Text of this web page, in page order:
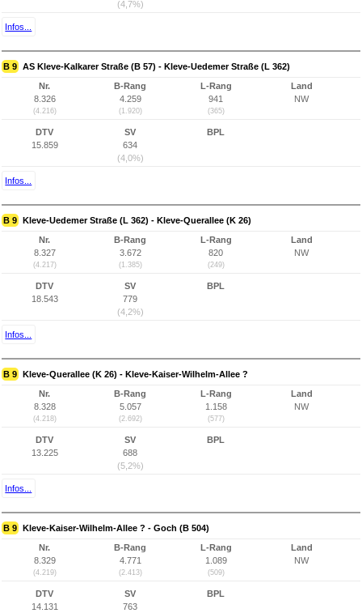
(4,7%)
Infos...
B 9 AS Kleve-Kalkarer Straße (B 57) - Kleve-Uedemer Straße (L 362)
Nr.
8.326
(4.216)
B-Rang
4.259
(1.920)
L-Rang
941
(365)
Land
NW
DTV
15.859
SV
634
(4,0%)
BPL
Infos...
B 9 Kleve-Uedemer Straße (L 362) - Kleve-Querallee (K 26)
Nr.
8.327
(4.217)
B-Rang
3.672
(1.385)
L-Rang
820
(249)
Land
NW
DTV
18.543
SV
779
(4,2%)
BPL
Infos...
B 9 Kleve-Querallee (K 26) - Kleve-Kaiser-Wilhelm-Allee ?
Nr.
8.328
(4.218)
B-Rang
5.057
(2.692)
L-Rang
1.158
(577)
Land
NW
DTV
13.225
SV
688
(5,2%)
BPL
Infos...
B 9 Kleve-Kaiser-Wilhelm-Allee ? - Goch (B 504)
Nr.
8.329
(4.219)
B-Rang
4.771
(2.413)
L-Rang
1.089
(509)
Land
NW
DTV
14.131
SV
763
BPL